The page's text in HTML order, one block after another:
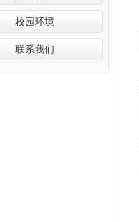
校园环境
联系我们